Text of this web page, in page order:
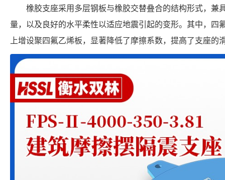
橡胶支座采用多层钢板与橡胶交替叠合的结构形式，兼
量，以及良好的水平柔性以适应地震引起的变形。其中，四
上增设聚四氟乙烯板，显著降低了摩擦系数，提高了支座的